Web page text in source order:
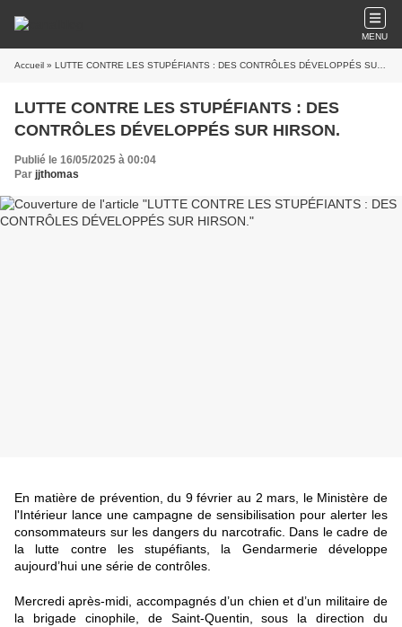
MENU
Accueil » LUTTE CONTRE LES STUPÉFIANTS : DES CONTRÔLES DÉVELOPPÉS SUR HIRSON.
LUTTE CONTRE LES STUPÉFIANTS : DES
CONTRÔLES DÉVELOPPÉS SUR HIRSON.
Publié le 16/05/2025 à 00:04
Par jjthomas
En matière de prévention, du 9 février au 2 mars, le Ministère de
l'Intérieur lance une campagne de sensibilisation pour alerter les
consommateurs sur les dangers du narcotrafic. Dans le cadre de
la lutte contre les stupéfiants, la Gendarmerie développe
aujourd’hui une série de contrôles.
Mercredi après-midi, accompagnés d’un chien et d’un militaire de
la brigade cinophile, de Saint-Quentin, sous la direction du